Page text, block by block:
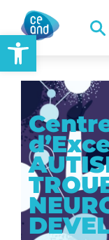
Ouvrir la barre d’outils